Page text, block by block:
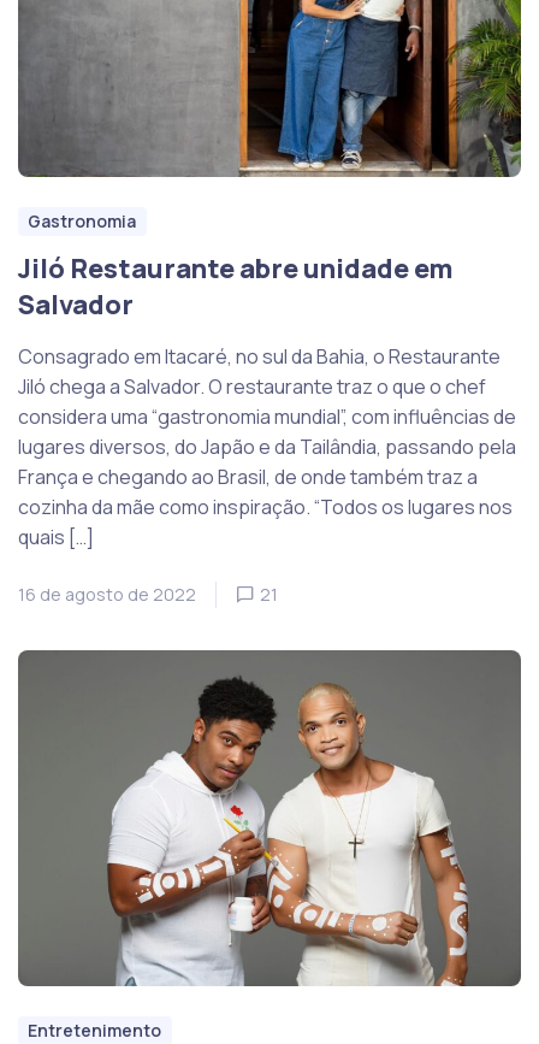
Gastronomia
Jiló Restaurante abre unidade em
Salvador
Consagrado em Itacaré, no sul da Bahia, o Restaurante
Jiló chega a Salvador. O restaurante traz o que o chef
considera uma “gastronomia mundial”, com influências de
lugares diversos, do Japão e da Tailândia, passando pela
França e chegando ao Brasil, de onde também traz a
cozinha da mãe como inspiração. “Todos os lugares nos
quais […]
16 de agosto de 2022 21
Entretenimento